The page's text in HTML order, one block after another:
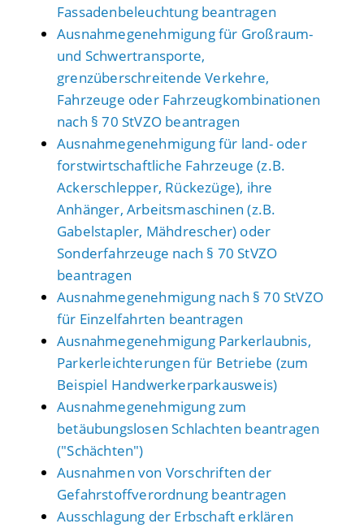
Fassadenbeleuchtung beantragen
Ausnahmegenehmigung für Großraum-
und Schwertransporte,
grenzüberschreitende Verkehre,
Fahrzeuge oder Fahrzeugkombinationen
nach § 70 StVZO beantragen
Ausnahmegenehmigung für land- oder
forstwirtschaftliche Fahrzeuge (z.B.
Ackerschlepper, Rückezüge), ihre
Anhänger, Arbeitsmaschinen (z.B.
Gabelstapler, Mähdrescher) oder
Sonderfahrzeuge nach § 70 StVZO
beantragen
Ausnahmegenehmigung nach § 70 StVZO
für Einzelfahrten beantragen
Ausnahmegenehmigung Parkerlaubnis,
Parkerleichterungen für Betriebe (zum
Beispiel Handwerkerparkausweis)
Ausnahmegenehmigung zum
betäubungslosen Schlachten beantragen
("Schächten")
Ausnahmen von Vorschriften der
Gefahrstoffverordnung beantragen
Ausschlagung der Erbschaft erklären